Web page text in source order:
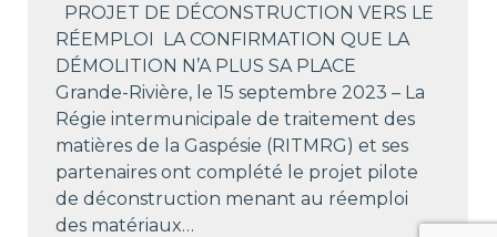
PROJET DE DÉCONSTRUCTION VERS LE
RÉEMPLOI LA CONFIRMATION QUE LA
DÉMOLITION N’A PLUS SA PLACE
Grande-Rivière, le 15 septembre 2023 – La
Régie intermunicipale de traitement des
matières de la Gaspésie (RITMRG) et ses
partenaires ont complété le projet pilote
de déconstruction menant au réemploi
des matériaux…